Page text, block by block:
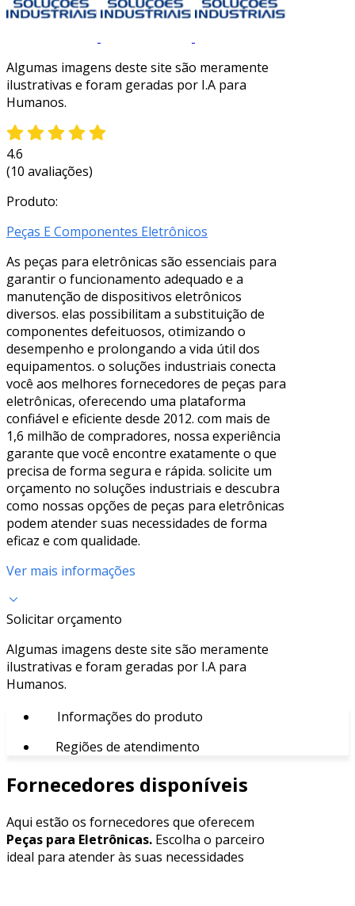
Algumas imagens deste site são meramente
ilustrativas e foram geradas por I.A para
Humanos.
4.6
(10 avaliações)
Produto:
Peças E Componentes Eletrônicos
As peças para eletrônicas são essenciais para
garantir o funcionamento adequado e a
manutenção de dispositivos eletrônicos
diversos. elas possibilitam a substituição de
componentes defeituosos, otimizando o
desempenho e prolongando a vida útil dos
equipamentos. o soluções industriais conecta
você aos melhores fornecedores de peças para
eletrônicas, oferecendo uma plataforma
confiável e eficiente desde 2012. com mais de
1,6 milhão de compradores, nossa experiência
garante que você encontre exatamente o que
precisa de forma segura e rápida. solicite um
orçamento no soluções industriais e descubra
como nossas opções de peças para eletrônicas
podem atender suas necessidades de forma
eficaz e com qualidade.
Ver mais informações
Solicitar orçamento
Algumas imagens deste site são meramente
ilustrativas e foram geradas por I.A para
Humanos.
Informações do produto
Regiões de atendimento
Fornecedores disponíveis
Aqui estão os fornecedores que oferecem
Peças para Eletrônicas. Escolha o parceiro
ideal para atender às suas necessidades